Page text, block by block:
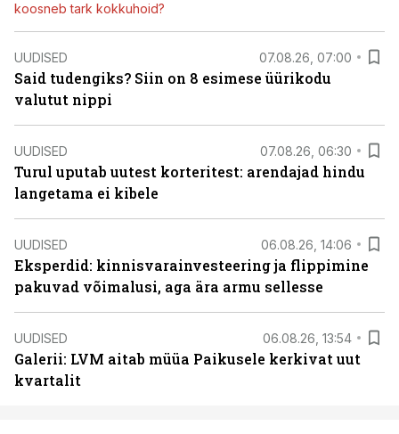
koosneb tark kokkuhoid?
UUDISED 07.08.26, 07:00
Said tudengiks? Siin on 8 esimese üürikodu
valutut nippi
UUDISED 07.08.26, 06:30
Turul uputab uutest korteritest: arendajad hindu
langetama ei kibele
UUDISED 06.08.26, 14:06
Eksperdid: kinnisvarainvesteering ja flippimine
pakuvad võimalusi, aga ära armu sellesse
UUDISED 06.08.26, 13:54
Galerii: LVM aitab müüa Paikusele kerkivat uut
kvartalit